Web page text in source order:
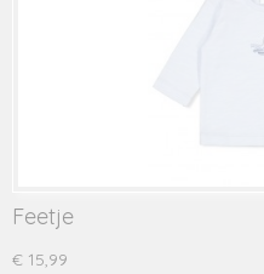
Feetje
€ 15,99